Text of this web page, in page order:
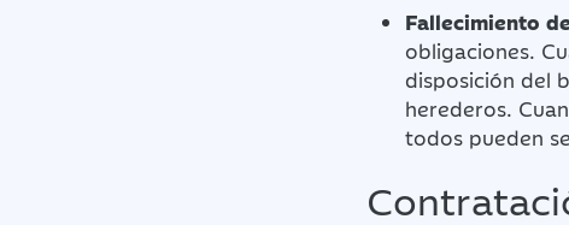
Fallecimiento
obligaciones.
disposición del
herederos.
todos pueden